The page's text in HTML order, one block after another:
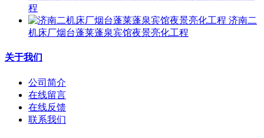
程
济南二
机床厂烟台蓬莱蓬泉宾馆夜景亮化工程
关于我们
公司简介
在线留言
在线反馈
联系我们